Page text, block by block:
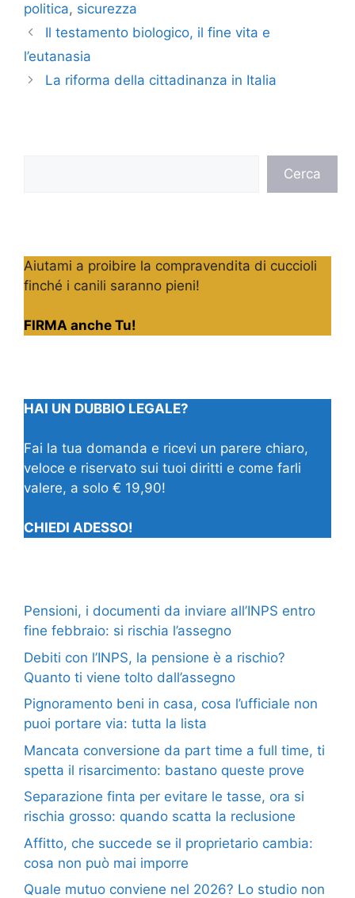
politica, sicurezza
Il testamento biologico, il fine vita e
l’eutanasia
La riforma della cittadinanza in Italia
Cerca
Aiutami a proibire la compravendita di cuccioli
finché i canili saranno pieni!
FIRMA anche Tu!
HAI UN DUBBIO LEGALE?
Fai la tua domanda e ricevi un parere chiaro,
veloce e riservato sui tuoi diritti e come farli
valere, a solo € 19,90!
CHIEDI ADESSO!
Pensioni, i documenti da inviare all’INPS entro
fine febbraio: si rischia l’assegno
Debiti con l’INPS, la pensione è a rischio?
Quanto ti viene tolto dall’assegno
Pignoramento beni in casa, cosa l’ufficiale non
puoi portare via: tutta la lista
Mancata conversione da part time a full time, ti
spetta il risarcimento: bastano queste prove
Separazione finta per evitare le tasse, ora si
rischia grosso: quando scatta la reclusione
Affitto, che succede se il proprietario cambia:
cosa non può mai imporre
Quale mutuo conviene nel 2026? Lo studio non